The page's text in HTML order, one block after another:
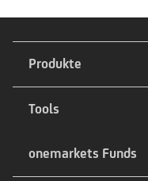
Produkte
Tools
onemarkets Funds